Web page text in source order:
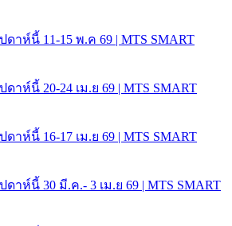
าห์นี้ 11-15 พ.ค 69 | MTS SMART
าห์นี้ 20-24 เม.ย 69 | MTS SMART
าห์นี้ 16-17 เม.ย 69 | MTS SMART
าห์นี้ 30 มี.ค.- 3 เม.ย 69 | MTS SMART